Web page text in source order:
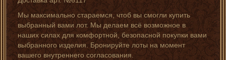
Мы максимально стараемся, чтоб вы смогли купить
выбранный вами лот. Мы делаем всё возможное в
наших силах для комфортной, безопасной покупки вами
выбранного изделия. Бронируйте лоты на момент
вашего внутреннего согласования.